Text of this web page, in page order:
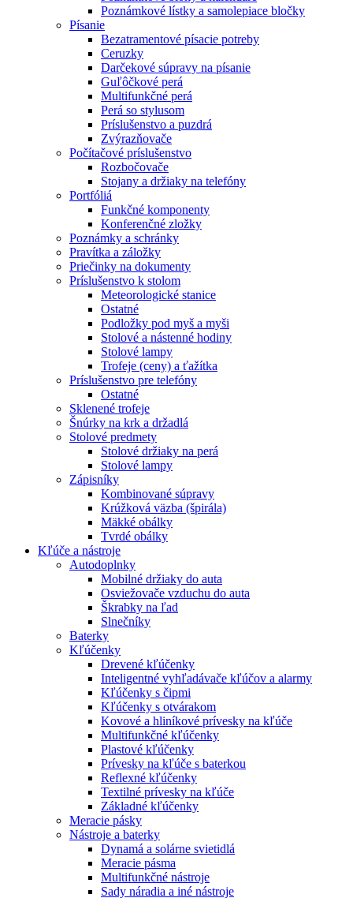
Poznámkové lístky a samolepiace bločky
Písanie
Bezatramentové písacie potreby
Ceruzky
Darčekové súpravy na písanie
Guľôčkové perá
Multifunkčné perá
Perá so stylusom
Príslušenstvo a puzdrá
Zvýrazňovače
Počítačové príslušenstvo
Rozbočovače
Stojany a držiaky na telefóny
Portfóliá
Funkčné komponenty
Konferenčné zložky
Poznámky a schránky
Pravítka a záložky
Priečinky na dokumenty
Príslušenstvo k stolom
Meteorologické stanice
Ostatné
Podložky pod myš a myši
Stolové a nástenné hodiny
Stolové lampy
Trofeje (ceny) a ťažítka
Príslušenstvo pre telefóny
Ostatné
Sklenené trofeje
Šnúrky na krk a držadlá
Stolové predmety
Stolové držiaky na perá
Stolové lampy
Zápisníky
Kombinované súpravy
Krúžková väzba (špirála)
Mäkké obálky
Tvrdé obálky
Kľúče a nástroje
Autodoplnky
Mobilné držiaky do auta
Osviežovače vzduchu do auta
Škrabky na ľad
Slnečníky
Baterky
Kľúčenky
Drevené kľúčenky
Inteligentné vyhľadávače kľúčov a alarmy
Kľúčenky s čipmi
Kľúčenky s otvárakom
Kovové a hliníkové prívesky na kľúče
Multifunkčné kľúčenky
Plastové kľúčenky
Prívesky na kľúče s baterkou
Reflexné kľúčenky
Textilné prívesky na kľúče
Základné kľúčenky
Meracie pásky
Nástroje a baterky
Dynamá a solárne svietidlá
Meracie pásma
Multifunkčné nástroje
Sady náradia a iné nástroje